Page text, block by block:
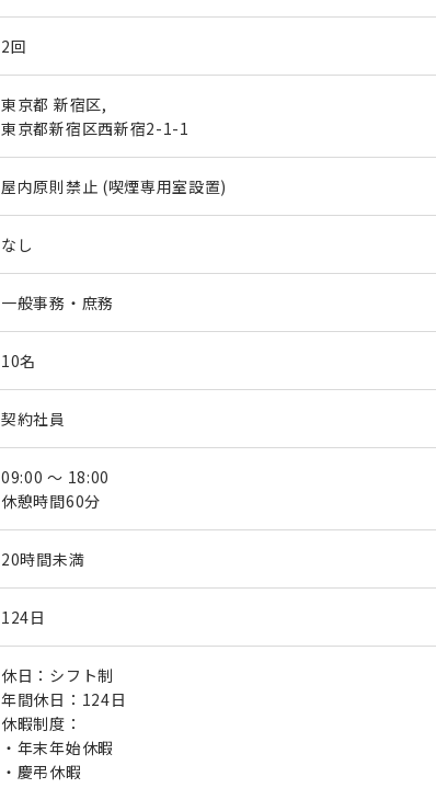
2回
東京都 新宿区,
東京都新宿区西新宿2-1-1
屋内原則禁止 (喫煙専用室設置)
なし
一般事務・庶務
10名
契約社員
09:00 ～ 18:00
休憩時間60分
20時間未満
124日
休日：シフト制
年間休日：124日
休暇制度：
・年末年始休暇
・慶弔休暇